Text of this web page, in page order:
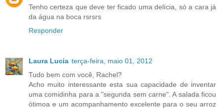
Tenho certeza que deve ter ficado uma delícia, só a cara já
da água na boca rsrsrs
Responder
Laura Lucia terça-feira, maio 01, 2012
Tudo bem com você, Rachel?
Acho muito interessante esta sua capacidade de inventar
uma comidinha para a "segunda sem carne". A salada ficou
ótimoa e um acompanhamento excelente para o seu arroz